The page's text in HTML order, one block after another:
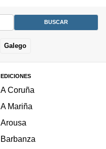
Galego
EDICIONES
A Coruña
A Mariña
Arousa
Barbanza